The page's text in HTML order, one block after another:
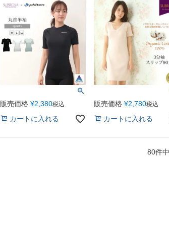
販売価格 ¥2,380税込
カートに入れる
販売価格 ¥2,780税込
カートに入れる
80件中